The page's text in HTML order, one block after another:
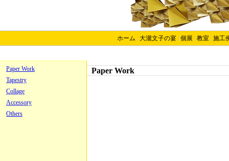
ホーム 大瀧文子の宴| 個展 教室| 施工
Paper Work
Tapestry
Collage
Accessory
Others
Paper Work